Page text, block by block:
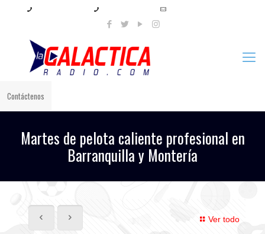
Contáctenos
Martes de pelota caliente profesional en
Barranquilla y Montería
Ver todo